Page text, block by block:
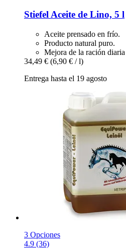
Stiefel Aceite de Lino, 5 l
Aceite prensado en frío.
Producto natural puro.
Mejora de la ración diaria
34,49 € (6,90 € / l)
Entrega hasta el 19 agosto
3 Opciones
4.9 (36)